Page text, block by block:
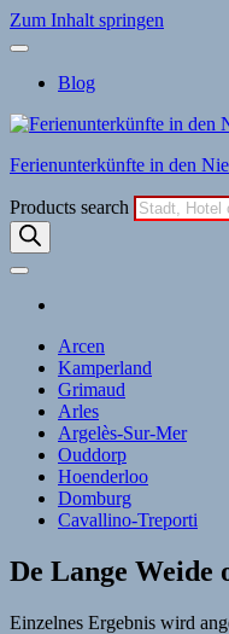
Zum Inhalt springen
Blog
Ferienunterkünfte in den
Products search
Arcen
Kamperland
Grimaud
Arles
Argelès-Sur-Mer
Ouddorp
Hoenderloo
Domburg
Cavallino-Treporti
De Lange Weide
Einzelnes Ergebnis wird